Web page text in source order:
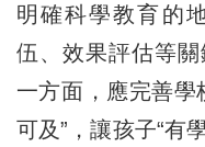
明確科學教育的
伍、效果評估等關
一方面，應完善學
可及”，讓孩子“有